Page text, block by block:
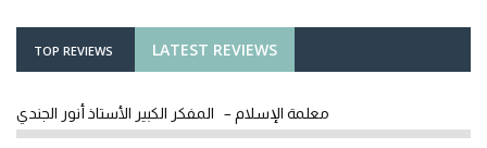
LATEST REVIEWS
TOP REVIEWS
معلمة الإسلام – المفكر الكبير الأستاذ أنور الجندي